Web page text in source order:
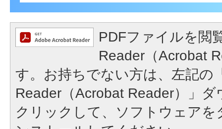
PDFファイルを閲
Reader（Acrobat
す。お持ちでない方は、左記の
Reader（Acrobat Reader）」
クリックして、ソフトウェア